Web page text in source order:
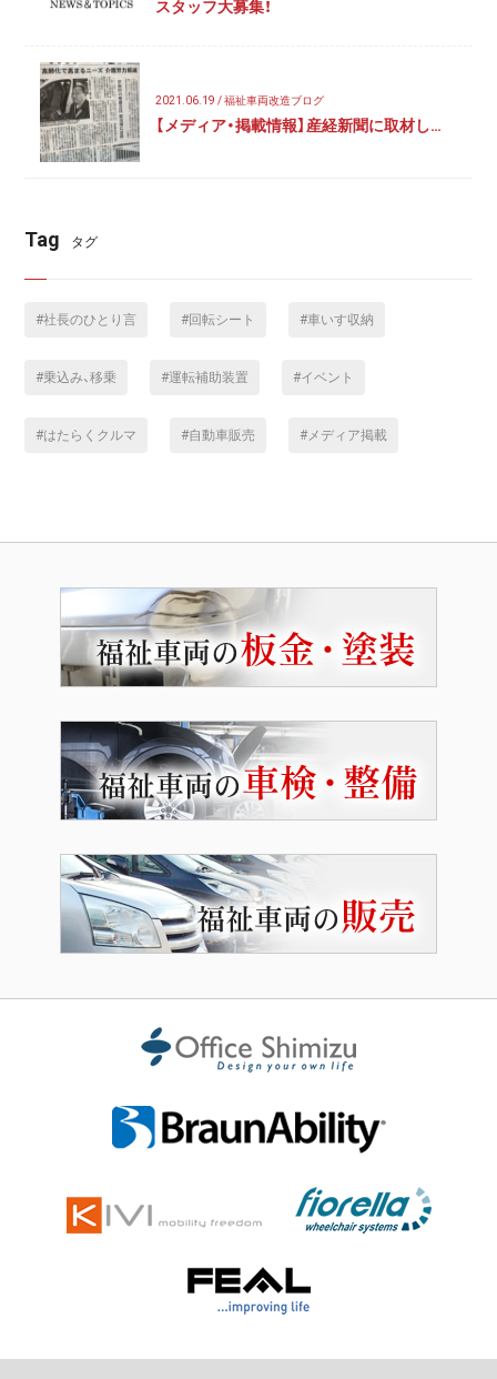
スタッフ大募集！
2021.06.19 / 福祉車両改造ブログ
【メディア・掲載情報】産経新聞に取材し…
Tag タグ
社長のひとり言 回転シート 車いす収納
乗込み、移乗 運転補助装置 イベント
はたらくクルマ 自動車販売 メディア掲載